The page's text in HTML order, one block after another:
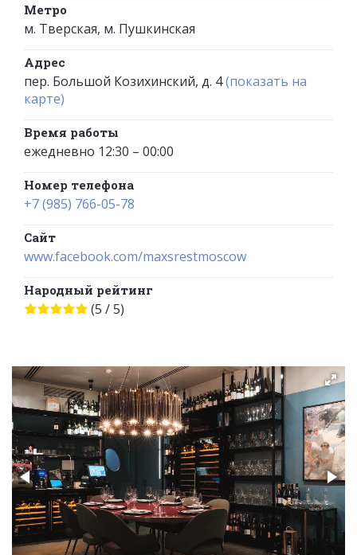
Метро
м. Тверская, м. Пушкинская
Адрес
пер. Большой Козихинский, д. 4(показать на
карте)
Время работы
ежедневно 12:30 – 00:00
Номер телефона
+7 (985) 766-05-78
Сайт
www.facebook.com/maxsrestmoscow
Народный рейтинг
(5 / 5)